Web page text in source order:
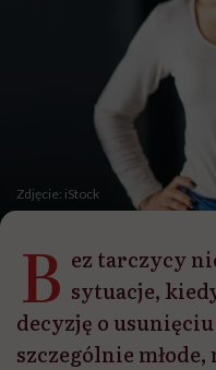
Zdjęcie: iStock
B ez tarczycy
sytuacje,
decyzję o
szczególnie